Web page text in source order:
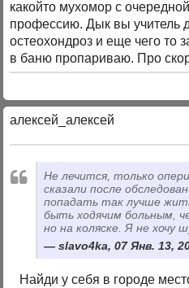
какойто мухомор с
профессию. Дык вы учитель
остеохондроз и еще чего то
в баню пропариваю. Про
алексей_алексей
Не лечится, только
сказали после
попадать так лучше
быть ходячим больным,
но на коляске. Я не хочу
slavo4ka, 07 Янв. 13,
Найди у себя в городе